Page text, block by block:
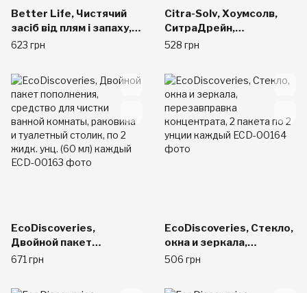
Better Life, Чистячий
засіб від плям і запаху,
евкаліпт і лемонграс, 16
623 грн
Citra-Solv, Хоумсолв,
СитраДрейн,
естественное
удаления ферментов,
валенсийский апельсин,
22 жидк. унц. (650 мл)
528 грн
EcoDiscoveries,
Двойной пакет
пополнения, средство
комнаты, раковина и
671 грн
EcoDiscoveries, Стекло,
окна и зеркала,
перезавправка
по 2 унции каждый
506 грн